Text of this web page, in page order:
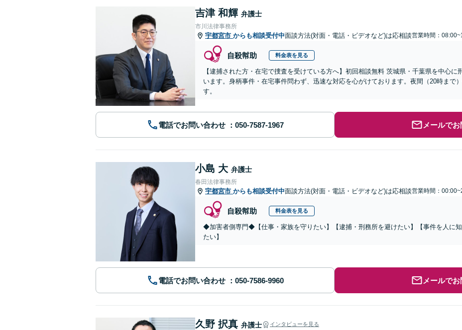
吉津 和輝 弁護士
市川法律事務所
宇都宮市 からも相談受付中面談方法(対面・電話・ビデオなど)は応相談営業時間：
自殺幇助 料金表を見る
【逮捕された方・在宅で捜査を受けている方へ】初回相談無料 茨城県・千葉県を中心に
います。身柄事件・在宅事件問わず、迅速な対応を心がけております。夜間（20時まで
す。
電話でお問い合わせ メールで
小島 大 弁護士
春田法律事務所
宇都宮市 からも相談受付中面談方法(対面・電話・ビデオなど)は応相談営業時間：
自殺幇助 料金表を見る
◆加害者側専門◆【仕事・家族を守りたい】【逮捕・刑務所を避けたい】【事件を人に
たい】
電話でお問い合わせ メールで
久野 択真 弁護士 インタビューを見る